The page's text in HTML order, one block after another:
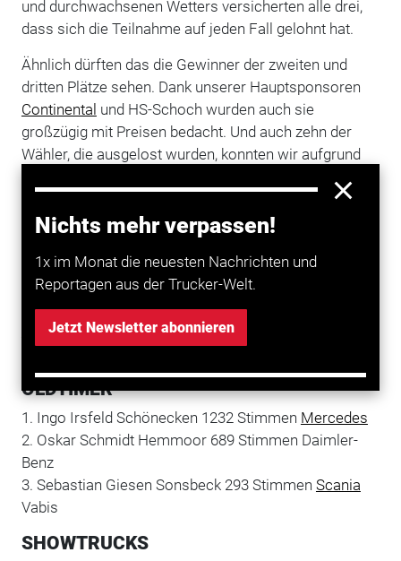
Nichts mehr verpassen!
1x im Monat die neuesten Nachrichten und
Reportagen aus der Trucker-Welt.
Jetzt Newsletter abonnieren
und durchwachsenen Wetters versicherten alle drei,
dass sich die Teilnahme auf jeden Fall gelohnt hat.
Ähnlich dürften das die Gewinner der zweiten und
dritten Plätze sehen. Dank unserer Hauptsponsoren
Continental und HS-Schoch wurden auch sie
großzügig mit Preisen bedacht. Und auch zehn der
Wähler, die ausgelost wurden, konnten wir aufgrund
großzügiger Unterstützer mit Preisen im Wert von
anderen:Vielleicht klappt's ja im nächsten Jahr!
WORKINGTRUCKS
1. Jens Naujok Helmstedt 1066 Stimmen DAF
2. Tim Schulze Coswig/Anhalt 417 Stimmen
Mercedes-Benz
OLDTIMER
1. Ingo Irsfeld Schönecken 1232 Stimmen Mercedes
2. Oskar Schmidt Hemmoor 689 Stimmen Daimler-
Benz
3. Sebastian Giesen Sonsbeck 293 Stimmen Scania
Vabis
SHOWTRUCKS